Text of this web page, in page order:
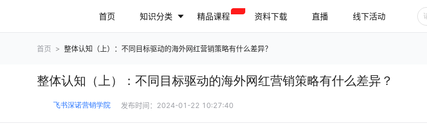
首页 知识分类
营销推广 网站运营
精品课程 资料下载 直播 线下活动
首页 > 整体认知（上）：不同目标驱动的海外网红营销策略有什么差异？
整体认知（上）：不同目标驱动的海外网红营销策略有什么差异？
飞书深诺营销学院 发布时间： 2024-01-22 10:27:40